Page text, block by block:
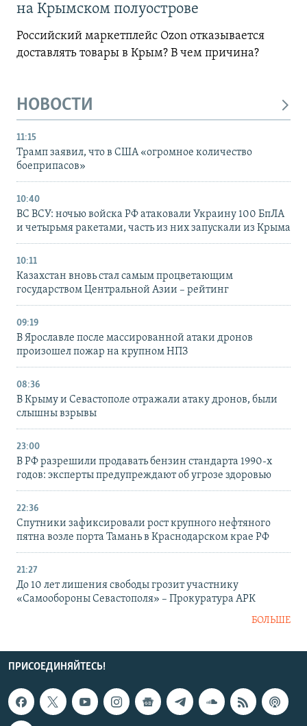
на Крымском полуострове
Российский маркетплейс Ozon отказывается
доставлять товары в Крым? В чем причина?
НОВОСТИ
11:15
Трамп заявил, что в США «огромное количество
боеприпасов»
10:40
ВС ВСУ: ночью войска РФ атаковали Украину 100 БпЛА
и четырьмя ракетами, часть из них запускали из Крыма
10:11
Казахстан вновь стал самым процветающим
государством Центральной Азии – рейтинг
09:19
В Ярославле после массированной атаки дронов
произошел пожар на крупном НПЗ
08:36
В Крыму и Севастополе отражали атаку дронов, были
слышны взрывы
23:00
В РФ разрешили продавать бензин стандарта 1990-х
годов: эксперты предупреждают об угрозе здоровью
22:36
Спутники зафиксировали рост крупного нефтяного
пятна возле порта Тамань в Краснодарском крае РФ
21:27
До 10 лет лишения свободы грозит участнику
«Самообороны Севастополя» – Прокуратура АРК
БОЛЬШЕ
ПРИСОЕДИНЯЙТЕСЬ!